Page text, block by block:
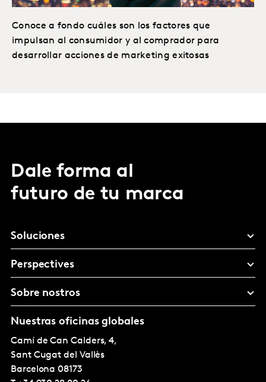
Conoce a fondo cuáles son los factores que
impulsan al consumidor y al comprador para
desarrollar acciones de marketing exitosas
Dale forma al
futuro de tu marca
Soluciones
Perspectives
Sobre nostros
Nuestras oficinas globales
Camí de Can Calders, 4,
Sant Cugat del Vallès
Barcelona 08173